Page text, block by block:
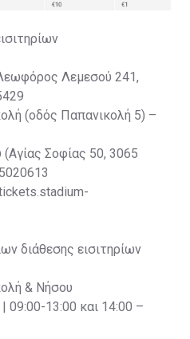
Λεμεσού 241,
(οδός Παπανικολή 5) –
Σοφίας 50, 3065
διάθεσης εισιτηρίων
& Νήσου
09:00-13:00 και 14:00 –